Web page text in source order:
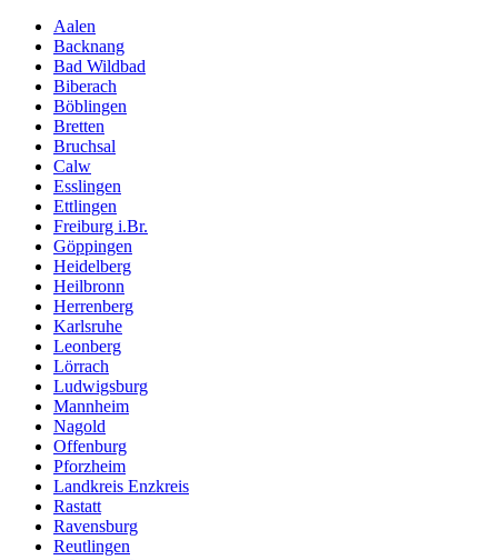
Aalen
Backnang
Bad Wildbad
Biberach
Böblingen
Bretten
Bruchsal
Calw
Esslingen
Ettlingen
Freiburg i.Br.
Göppingen
Heidelberg
Heilbronn
Herrenberg
Karlsruhe
Leonberg
Lörrach
Ludwigsburg
Mannheim
Nagold
Offenburg
Pforzheim
Landkreis Enzkreis
Rastatt
Ravensburg
Reutlingen